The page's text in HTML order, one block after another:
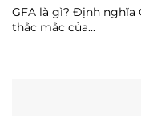
GFA là gì? Định nghĩa
thắc mắc của...